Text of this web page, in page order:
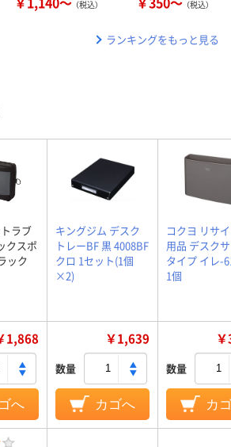
（税込） （税込）
ランキングをもっと見る
ラブ
クスポ
ック
キングジム デスク
トレーBF 黒 4008BF
クロ 1セット(1個
×2)
コクヨ リサ
用品 デスク
タイプ イレ-
1個
1,868
へ
￥1,639
数量
カゴへ
数量
カ